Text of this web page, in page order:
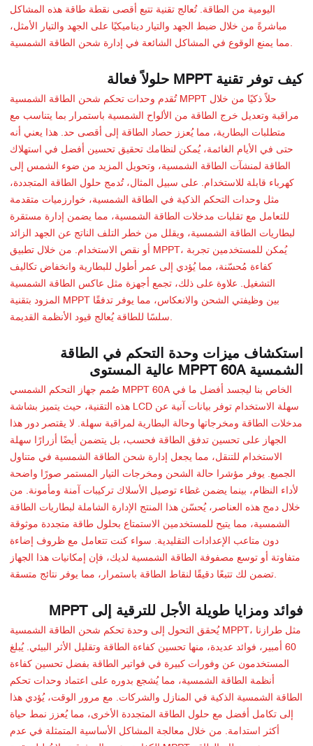
اليومية من الطاقة. تُعالج تقنية تتبع أقصى نقطة طاقة هذه المشاكل
مباشرةً من خلال ضبط الجهد والتيار ديناميكيًا على الجهد والتيار الأمثل،
مما يمنع الوقوع في المشاكل الشائعة في إدارة شحن الطاقة الشمسية.
كيف توفر تقنية MPPT حلولاً فعالة
تُقدم وحدات تحكم شحن الطاقة الشمسية MPPT حلاً ذكيًا من خلال
مراقبة وتعديل خرج الطاقة من الألواح الشمسية باستمرار بما يتناسب مع
متطلبات البطارية، مما يُعزز حصاد الطاقة إلى أقصى حد. هذا يعني أنه
حتى في الأيام الغائمة، يُمكن لنظامك تحقيق تحسين أفضل في استهلاك
الطاقة لمنشآت الطاقة الشمسية، وتحويل المزيد من ضوء الشمس إلى
كهرباء قابلة للاستخدام. على سبيل المثال، تُدمج حلول الطاقة المتجددة،
مثل وحدات التحكم الذكية في الطاقة الشمسية، خوارزميات متقدمة
للتعامل مع تقلبات مدخلات الطاقة الشمسية، مما يضمن إدارة مستقرة
لبطاريات الطاقة الشمسية، ويقلل من خطر التلف الناتج عن الجهد الزائد
أو نقص الاستخدام. من خلال تطبيق MPPT، يُمكن للمستخدمين تجربة
كفاءة مُحسّنة، مما يُؤدي إلى عمر أطول للبطارية وانخفاض تكاليف
التشغيل. علاوة على ذلك، تجمع أجهزة مثل عاكس الطاقة الشمسية
المزود بتقنية MPPT بين وظيفتي الشحن والانعكاس، مما يوفر تدفقًا
سلسًا للطاقة يُعالج قيود الأنظمة القديمة.
استكشاف ميزات وحدة التحكم في الطاقة
الشمسية MPPT 60A عالية المستوى
صُمم جهاز التحكم الشمسي MPPT 60A الخاص بنا ليجسد أفضل ما في
هذه التقنية، حيث يتميز بشاشة LCD سهلة الاستخدام توفر بيانات آنية عن
مدخلات الطاقة ومخرجاتها وحالة البطارية لمراقبة سهلة. لا يقتصر دور هذا
الجهاز على تحسين تدفق الطاقة فحسب، بل يتضمن أيضًا أزرارًا سهلة
الاستخدام للتنقل، مما يجعل إدارة شحن الطاقة الشمسية في متناول
الجميع. يوفر مؤشرا حالة الشحن ومخرجات التيار المستمر صورًا واضحة
لأداء النظام، بينما يضمن غطاء توصيل الأسلاك تركيبات آمنة ومأمونة. من
خلال دمج هذه العناصر، يُحسّن هذا المنتج الإدارة الشاملة لبطاريات الطاقة
الشمسية، مما يتيح للمستخدمين الاستمتاع بحلول طاقة متجددة موثوقة
دون متاعب الإعدادات التقليدية. سواء كنت تتعامل مع ظروف إضاءة
متفاوتة أو توسع مصفوفة الطاقة الشمسية لديك، فإن إمكانيات هذا الجهاز
تضمن لك تتبعًا دقيقًا لنقاط الطاقة باستمرار، مما يوفر نتائج متسقة.
فوائد ومزايا طويلة الأجل للترقية إلى MPPT
يُحقق التحول إلى وحدة تحكم شحن الطاقة الشمسية MPPT، مثل طرازنا
60 أمبير، فوائد عديدة، منها تحسين كفاءة الطاقة وتقليل الأثر البيئي. يُبلغ
المستخدمون عن وفورات كبيرة في فواتير الطاقة بفضل تحسين كفاءة
أنظمة الطاقة الشمسية، مما يُشجع بدوره على اعتماد وحدات تحكم
الطاقة الشمسية الذكية في المنازل والشركات. مع مرور الوقت، يُؤدي هذا
إلى تكامل أفضل مع حلول الطاقة المتجددة الأخرى، مما يُعزز نمط حياة
أكثر استدامة. من خلال معالجة المشاكل الأساسية المتمثلة في عدم